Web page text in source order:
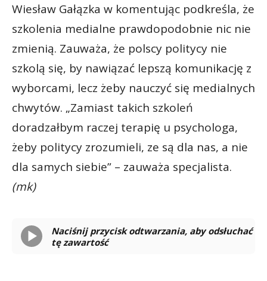
Wiesław Gałązka w komentując podkreśla, że
szkolenia medialne prawdopodobnie nic nie
zmienią. Zauważa, że polscy politycy nie
szkolą się, by nawiązać lepszą komunikację z
wyborcami, lecz żeby nauczyć się medialnych
chwytów. „Zamiast takich szkoleń
doradzałbym raczej terapię u psychologa,
żeby politycy zrozumieli, ze są dla nas, a nie
dla samych siebie” – zauważa specjalista.
(mk)
Naciśnij przycisk odtwarzania, aby odsłuchać
tę zawartość